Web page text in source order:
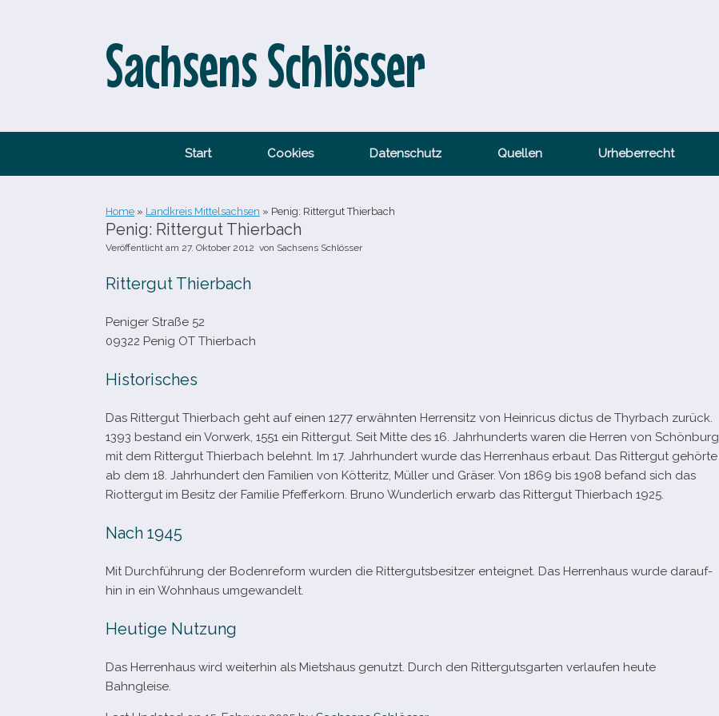
Sachsens Schlösser
Start Cookies Datenschutz Quellen Urheberrecht
Home » Landkreis Mittelsachsen » Penig: Rittergut Thierbach
Penig: Rittergut Thierbach
Veröffentlicht am 27. Oktober 2012 von Sachsens Schlösser
Rittergut Thierbach
Peniger Straße 52
09322 Penig OT Thierbach
Historisches
Das Rittergut Thierbach geht auf einen 1277 erwähn­ten Herrensitz von Heinricus dic­tus de Thyrbach zurück.
1393 bestand ein Vorwerk, 1551 ein Rittergut. Seit Mitte des 16. Jahrhunderts waren die Herren von Schönburg
mit dem Rittergut Thierbach belehnt. Im 17. Jahrhundert wurde das Herrenhaus erbaut. Das Rittergut gehörte
ab dem 18. Jahrhundert den Familien von Kötteritz, Müller und Gräser. Von 1869 bis 1908 befand sich das
Riottergut im Besitz der Familie Pfefferkorn. Bruno Wunderlich erwarb das Rittergut Thierbach 1925.
Nach 1945
Mit Durchführung der Bodenreform wur­den die Rittergutsbesitzer ent­eig­net. Das Herrenhaus wurde dar­auf­
hin in ein Wohnhaus umgewandelt.
Heutige Nutzung
Das Herrenhaus wird wei­ter­hin als Mietshaus genutzt. Durch den Rittergutsgarten ver­lau­fen heute
Bahngleise.